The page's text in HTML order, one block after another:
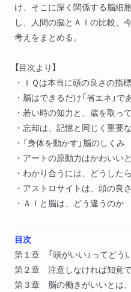
け、そこに深く関係する脳細
し、人間の脳とＡＩの比較、
考えをまとめる。
【目次より】
・ＩＱは本当に頭の良さの指
・脳はできるだけ「省エネ」
・若い時の知力と、歳を取っ
・忘却は、記憶と同じく重要
・「身体を動かす」脳のしくみ
・アートの原動力はかわいい
・わかり合うには、どうした
・アストロサイトは、頭の良
・ＡＩと脳は、どう違うのか
目次
第１章 「頭がいい」ってどう
第２章 注意しなければ知覚
第３章 脳の働きがいいとは